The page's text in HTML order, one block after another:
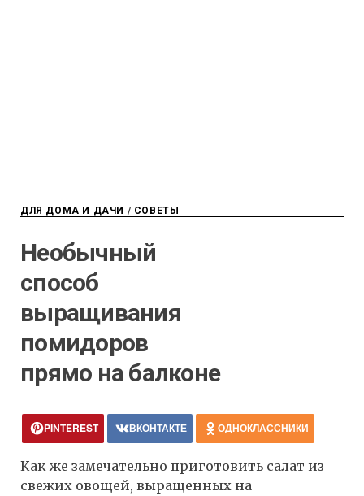
ДЛЯ ДОМА И ДАЧИ / СОВЕТЫ
Необычный
способ
выращивания
помидоров
прямо на балконе
PINTEREST ВКОНТАКТЕ ОДНОКЛАССНИКИ
Как же замечательно приготовить салат из
свежих овощей, выращенных на